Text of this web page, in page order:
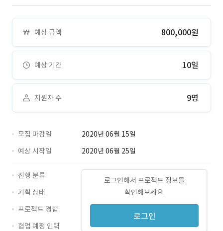
예상 금액 800,000원
예상 기간 10일
지원자 수 9명
모집 마감일
2020년 06월 15일
예상 시작일
2020년 06월 25일
로그인해서 프로젝트 정보를
확인해보세요.
로그인
진행 분류
기획 상태
프로젝트 경험
협업 예정 인력